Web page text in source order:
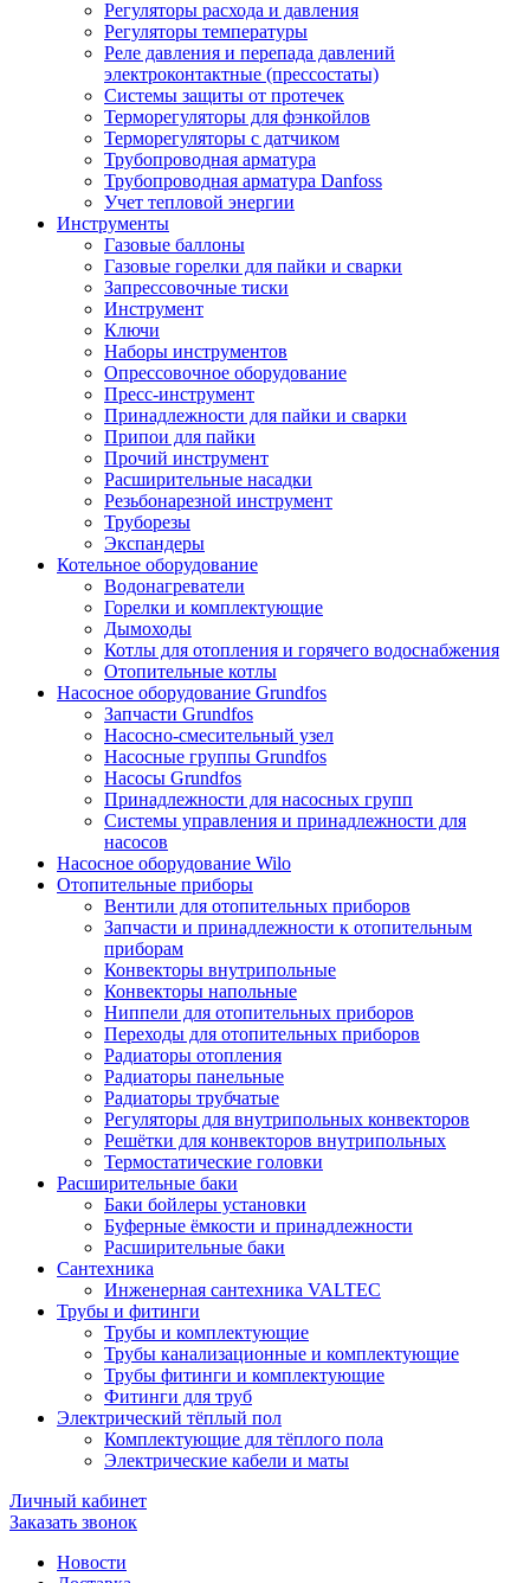
Регуляторы расхода и давления
Регуляторы температуры
Реле давления и перепада давлений
электроконтактные (прессостаты)
Системы защиты от протечек
Терморегуляторы для фэнкойлов
Терморегуляторы с датчиком
Трубопроводная арматура
Трубопроводная арматура Danfoss
Учет тепловой энергии
Инструменты
Газовые баллоны
Газовые горелки для пайки и сварки
Запрессовочные тиски
Инструмент
Ключи
Наборы инструментов
Опрессовочное оборудование
Пресс-инструмент
Принадлежности для пайки и сварки
Припои для пайки
Прочий инструмент
Расширительные насадки
Резьбонарезной инструмент
Труборезы
Экспандеры
Котельное оборудование
Водонагреватели
Горелки и комплектующие
Дымоходы
Котлы для отопления и горячего водоснабжения
Отопительные котлы
Насосное оборудование Grundfos
Запчасти Grundfos
Насосно-смесительный узел
Насосные группы Grundfos
Насосы Grundfos
Принадлежности для насосных групп
Системы управления и принадлежности для
насосов
Насосное оборудование Wilo
Отопительные приборы
Вентили для отопительных приборов
Запчасти и принадлежности к отопительным
приборам
Конвекторы внутрипольные
Конвекторы напольные
Ниппели для отопительных приборов
Переходы для отопительных приборов
Радиаторы отопления
Радиаторы панельные
Радиаторы трубчатые
Регуляторы для внутрипольных конвекторов
Решётки для конвекторов внутрипольных
Термостатические головки
Расширительные баки
Баки бойлеры установки
Буферные ёмкости и принадлежности
Расширительные баки
Сантехника
Инженерная сантехника VALTEC
Трубы и фитинги
Трубы и комплектующие
Трубы канализационные и комплектующие
Трубы фитинги и комплектующие
Фитинги для труб
Электрический тёплый пол
Комплектующие для тёплого пола
Электрические кабели и маты
Личный кабинет
Заказать звонок
Новости